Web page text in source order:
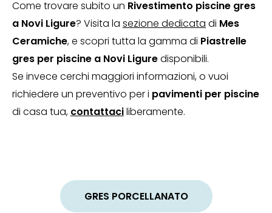
Come trovare subito un Rivestimento piscine gres
a Novi Ligure? Visita la sezione dedicata di Mes
Ceramiche, e scopri tutta la gamma di Piastrelle
gres per piscine a Novi Liguredisponibili.
Se invece cerchi maggiori informazioni, o vuoi
richiedere un preventivo per i pavimenti per piscine
di casa tua, contattaciliberamente.
GRES PORCELLANATO